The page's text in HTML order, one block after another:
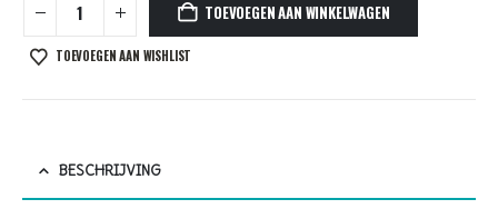
TOEVOEGEN AAN WINKELWAGEN
TOEVOEGEN AAN WISHLIST
BESCHRIJVING